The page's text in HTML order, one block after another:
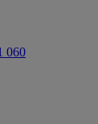
060